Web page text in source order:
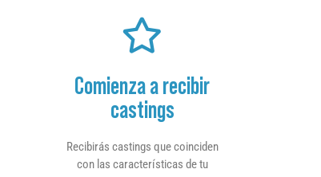
Comienza a recibir
castings
Recibirás castings que coinciden
con las características de tu